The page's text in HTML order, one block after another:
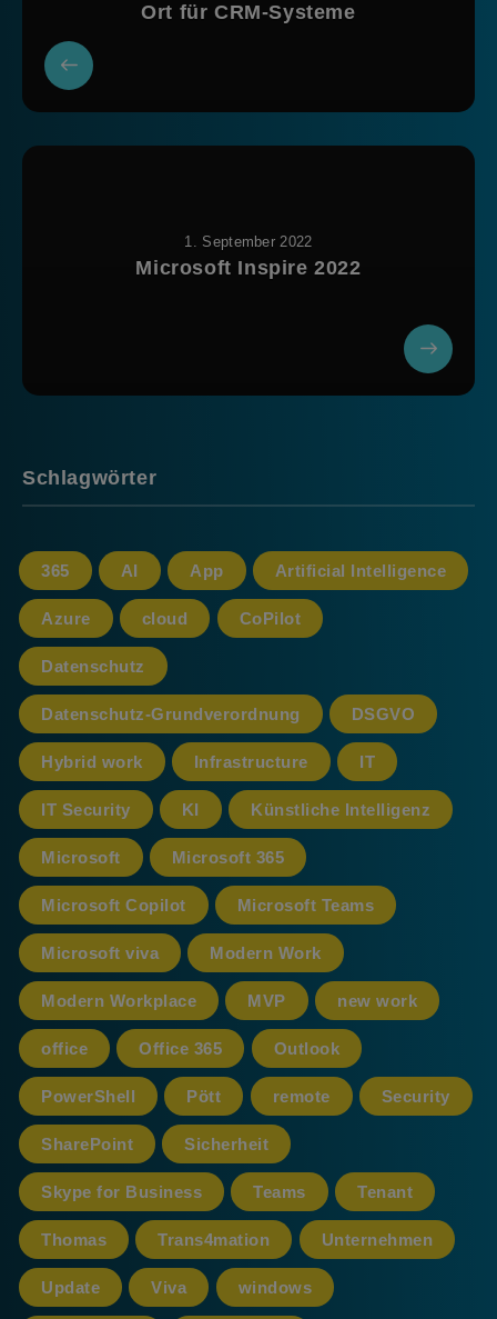
Ort für CRM-Systeme
1. September 2022
Microsoft Inspire 2022
Schlagwörter
365 AI App Artificial Intelligence
Azure cloud CoPilot
Datenschutz
Datenschutz-Grundverordnung DSGVO
Hybrid work Infrastructure IT
IT Security KI Künstliche Intelligenz
Microsoft Microsoft 365
Microsoft Copilot Microsoft Teams
Microsoft viva Modern Work
Modern Workplace MVP new work
office Office 365 Outlook
PowerShell Pött remote Security
SharePoint Sicherheit
Skype for Business Teams Tenant
Thomas Trans4mation Unternehmen
Update Viva windows